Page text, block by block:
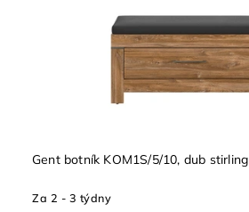
Gent botník KOM1S/5/10, dub stirling
Za 2 - 3 týdny